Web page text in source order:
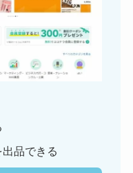
品できる